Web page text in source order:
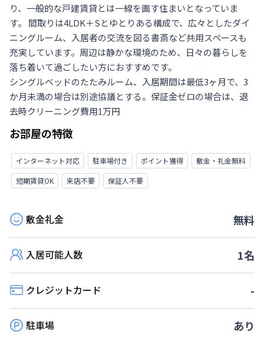
り、一般的な戸建賃貸とは一線を画す住まいとなっていま
す。 間取りは4LDK＋Sとゆとりある構成で、広々としたダイ
ニングルーム、入居者の交流を図る書斎など共用スペースも
充実しています。周辺は静かな環境のため、日々の暮らしを
落ち着いて過ごしたい方におすすめです。
シングルベッドのたたみルーム、入居期間は最低3ヶ月で、3
か月未満の場合は別途協議とする。保証金ゼロの場合は、退
去時クリーニング費用1万円
お部屋の特徴
インターネット対応 駐車場付き ポイント獲得
敷金・礼金無料
短期賃貸OK
来店不要 保証人不要
敷金礼金 無料
入居可能人数 1名
クレジットカード -
駐車場 あり